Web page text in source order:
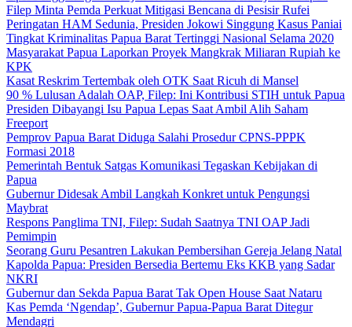
Filep Minta Pemda Perkuat Mitigasi Bencana di Pesisir Rufei
Peringatan HAM Sedunia, Presiden Jokowi Singgung Kasus Paniai
Tingkat Kriminalitas Papua Barat Tertinggi Nasional Selama 2020
Masyarakat Papua Laporkan Proyek Mangkrak Miliaran Rupiah ke
KPK
Kasat Reskrim Tertembak oleh OTK Saat Ricuh di Mansel
90 % Lulusan Adalah OAP, Filep: Ini Kontribusi STIH untuk Papua
Presiden Dibayangi Isu Papua Lepas Saat Ambil Alih Saham
Freeport
Pemprov Papua Barat Diduga Salahi Prosedur CPNS-PPPK
Formasi 2018
Pemerintah Bentuk Satgas Komunikasi Tegaskan Kebijakan di
Papua
Gubernur Didesak Ambil Langkah Konkret untuk Pengungsi
Maybrat
Respons Panglima TNI, Filep: Sudah Saatnya TNI OAP Jadi
Pemimpin
Seorang Guru Pesantren Lakukan Pembersihan Gereja Jelang Natal
Kapolda Papua: Presiden Bersedia Bertemu Eks KKB yang Sadar
NKRI
Gubernur dan Sekda Papua Barat Tak Open House Saat Nataru
Kas Pemda ‘Ngendap’, Gubernur Papua-Papua Barat Ditegur
Mendagri